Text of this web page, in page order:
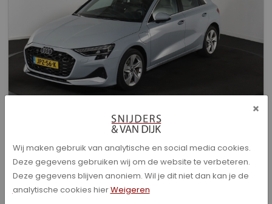
Audi A3 - Sportback 40 TFSI e Advanced edition
Bouwjaar
01-2026
Kilometerstand
×
Wij maken gebruik van analytische en social media cookies.
Deze gegevens gebruiken wij om de website te verbeteren.
Deze gegevens blijven anoniem. Wil je dit niet dan kan je de
analytische cookies hierWeigeren